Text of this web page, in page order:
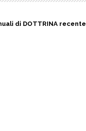
di DOTTRINA recente